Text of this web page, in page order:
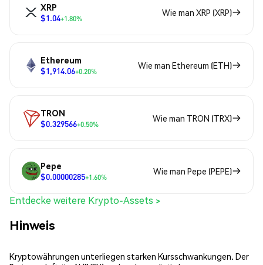
XRP
$1.04+1.80%
Wie man XRP (XRP)
Ethereum
$1,914.06+0.20%
Wie man Ethereum (ETH)
TRON
$0.329566+0.50%
Wie man TRON (TRX)
Pepe
$0.00000285+1.60%
Wie man Pepe (PEPE)
Entdecke weitere Krypto-Assets >
Hinweis
Kryptowährungen unterliegen starken Kursschwankungen. Der